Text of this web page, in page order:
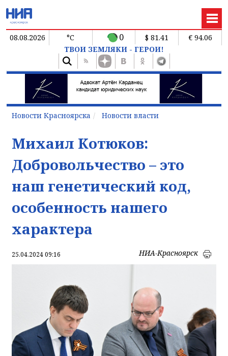
08.08.2026 °C 0 $ 81.41
€ 94.06
ТВОИ ЗЕМЛЯКИ - ГЕРОИ!
Новости Красноярска Новости власти
Михаил Котюков:
Добровольчество – это
наш генетический код,
особенность нашего
характера
25.04.2024 09:16 НИА-Красноярск